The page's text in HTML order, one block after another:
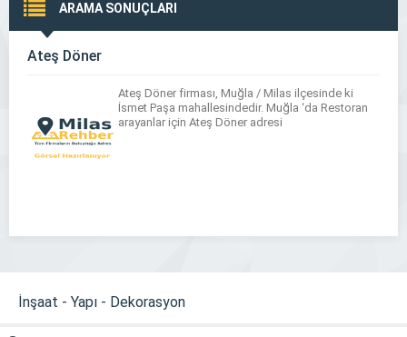
ARAMA SONUÇLARI
Ateş Döner
Ateş Döner firması, Muğla / Milas ilçesinde ki
İsmet Paşa mahallesindedir. Muğla ‘da Restoran
arayanlar için Ateş Döner adresi
İnşaat - Yapı - Dekorasyon